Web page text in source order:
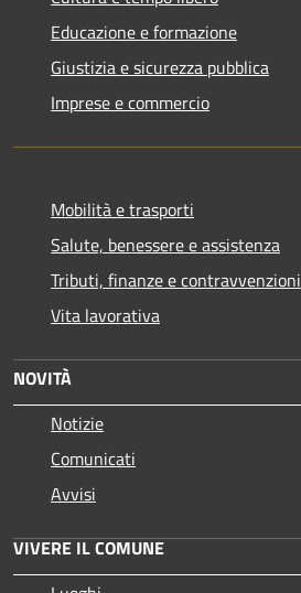
Educazione e formazione
Giustizia e sicurezza pubblica
Imprese e commercio
Mobilità e trasporti
Salute, benessere e assistenza
Tributi, finanze e contravvenzioni
Vita lavorativa
NOVITÀ
Notizie
Comunicati
Avvisi
VIVERE IL COMUNE